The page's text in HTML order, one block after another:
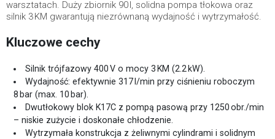
warsztatach. Duży zbiornik 90 l, solidna pompa tłokowa oraz
silnik 3 KM gwarantują niezrównaną wydajność i wytrzymałość.
Kluczowe cechy
Silnik trójfazowy 400 V o mocy 3 KM (2.2 kW).
Wydajność: efektywnie 317 l/min przy ciśnieniu roboczym
8 bar (max. 10 bar).
Dwutłokowy blok K17C z pompą pasową przy 1250 obr./min
– niskie zużycie i doskonałe chłodzenie.
Wytrzymała konstrukcja z żeliwnymi cylindrami i solidnym